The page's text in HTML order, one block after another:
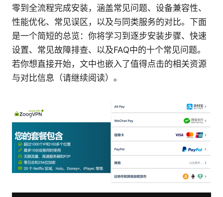
零到全流程完成安装，涵盖常见问题、设备兼容性、
性能优化、常见误区，以及与同类服务的对比。下面
是一个简短的总览：你将学习到逐步安装步骤、快速
设置、常见故障排查、以及FAQ中的十个常见问题。
若你想直接开始，文中也嵌入了值得点击的相关资源
与对比信息（请继续阅读）。